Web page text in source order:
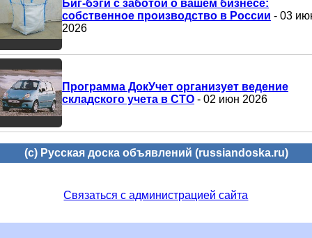
Биг-бэги с заботой о вашем бизнесе:
собственное производство в России - 03
2026
Программа ДокУчет организует ведение
складского учета в СТО - 02 июн 2026
(c) Русская доска объявлений (russiandoska.ru)
Связаться с администрацией сайта